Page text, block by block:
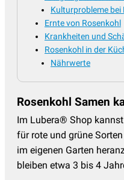
Kulturprobleme bei
Ernte von Rosenkohl
Krankheiten und
Rosenkohl in der
Nährwerte
Rosenkohl Samen
Im Lubera® Shop
für rote und grüne
im eigenen Garten
bleiben etwa 3 bis 4